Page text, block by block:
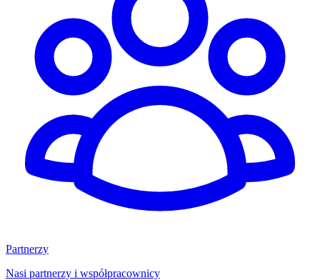
Partnerzy
Nasi partnerzy i współpracownicy